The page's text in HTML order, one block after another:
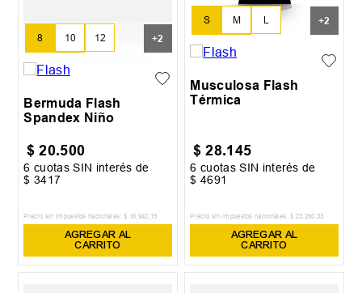
8 10 12
14 16
+2
Bermuda Flash
Spandex Niño
$ 20.500
6 cuotas SIN interés de
$ 3417
Precio sin impuestos nacionales: $ 16 942 15
AGREGAR AL
CARRITO
S M L
XL XXL
+2
Musculosa Flash
Térmica
$ 28.145
6 cuotas SIN interés de
$ 4691
Precio sin impuestos nacionales: $ 23 260 33
AGREGAR AL
CARRITO